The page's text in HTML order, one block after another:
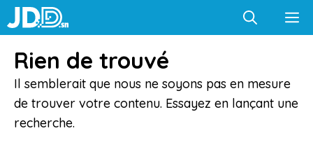
Aller
au
Rien de trouvé
Il semblerait que nous ne soyons pas en mesure
de trouver votre contenu. Essayez en lançant une
recherche.